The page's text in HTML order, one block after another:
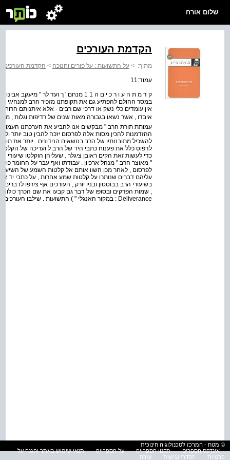
שלום אורח
הקדמת העורכים
מתוך: > על התשועות : על פורים וחנוכה > הקדמת העורכים
עמוד:11
ק ד מ ת ה ע ו ר כ י ם ה 1 1 מנחם ' ך ועד לר
במסר ההולם להפתיע גם את תקופתנו מזכיר הרב למנהיגי
אין עומדים כלי נשק או דרכי שם רבים - אלא איתנותם
איבדו , אשר נשאו בגבורה מאות שנים של רדיפות וגלות ,
עמותת תורת הרב " מבקשים אנו להביע את הערכתנו
ההזדמנות להכין מסות אלה לפרסום יזכה להבין טוב יותר
להשכיל מתובנותיו של הרב בנושאים הנידונים . יותר את
לדפוס כלל את פענוח כתבי היד של הרב ל ועריכה של
כדי לעשות זאת הקים ראובן ציגלר . שעליהן הוקלטו שיעורי
" מאוצר הרב " מנהל ארכיון . עבודתו ואף עבר על החומר כולו
לפרסום , לאחר מכן השוו אותם אל קלטות השמע של
עליהם דברים שנותרו על קלטות שמע אחרות , על כתבי יד
בשיעורי הרב בבוסטון ובניו יורק , העורכים אף צירפו
Deliverance : במקור האנגלי " ) התשועות . שילבו העורכים הפניות אל המקורות וכן הבהרות של מונחים שונים
© מטח - המרכז לטכנולוגיה חינוכית
אינדקס הספרים
תקנון הספרייה על הספרייה
תנאי שימוש באתר והגנה על
פרטיות
הסדרי נגישות עזרה